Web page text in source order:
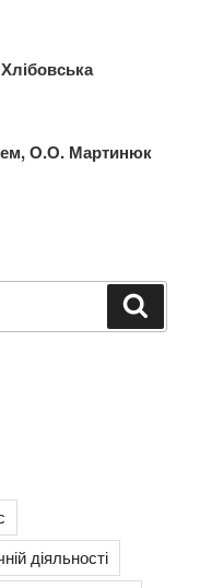
О.О. Мартинюк
діяльності